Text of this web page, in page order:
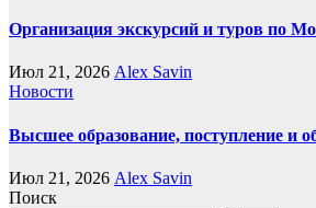
Организация экскурсий и туров по
Июл 21, 2026 Alex Savin
Новости
Высшее образование, поступление и
Июл 21, 2026 Alex Savin
Поиск